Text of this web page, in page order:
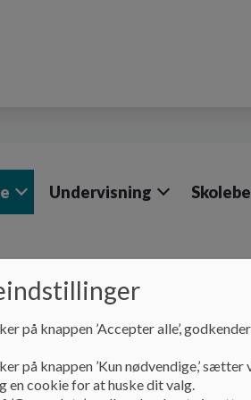
Undervisning
Vores skole Skoleplan
Skoleplan
på knappen ’Accepter alle’,
på knappen ’Kun nødvendige,’
en cookie for at huske dit valg.